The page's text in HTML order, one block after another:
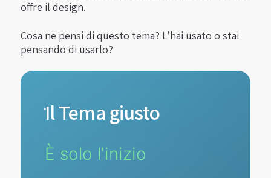
offre il design.
Cosa ne pensi di questo tema? L’hai usato o stai
pensando di usarlo?
Il Tema giusto
È solo l'inizio